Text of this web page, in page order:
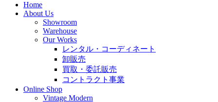
Home
About Us
Showroom
Warehouse
Our Works
レンタル・コーディネート
卸販売
買取・委託販売
コントラクト事業
Online Shop
Vintage Modern